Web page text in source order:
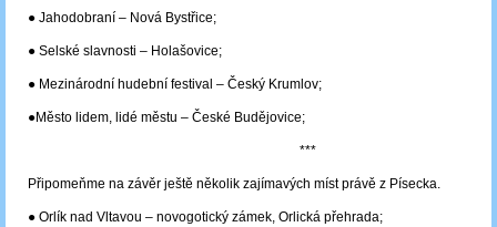
● Jahodobraní – Nová Bystřice;
● Selské slavnosti – Holašovice;
● Mezinárodní hudební festival – Český Krumlov;
●Město lidem, lidé městu – České Budějovice;
***
Připomeňme na závěr ještě několik zajímavých míst právě z Písecka.
● Orlík nad Vltavou – novogotický zámek, Orlická přehrada;